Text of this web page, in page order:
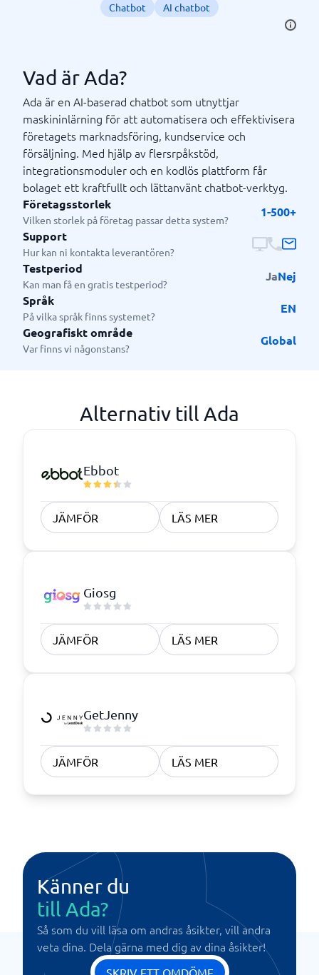
Chatbot AI chatbot
Vad är Ada?
Ada är en AI-baserad chatbot som utnyttjar
maskininlärning för att automatisera och effektivisera
företagets marknadsföring, kundservice och
försäljning. Med hjälp av flersrpåkstöd,
integrationsmoduler och en kodlös plattform får
bolaget ett kraftfullt och lättanvänt chatbot-verktyg.
Företagsstorlek
Vilken storlek på företag passar detta system?
1-500+
Support
Hur kan ni kontakta leverantören?
Testperiod
Kan man få en gratis testperiod?
JaNej
Språk
På vilka språk finns systemet?
EN
Geografiskt område
Var finns vi någonstans?
Global
Alternativ till Ada
Ebbot
JÄMFÖR LÄS MER
Giosg
JÄMFÖR LÄS MER
GetJenny
JÄMFÖR LÄS MER
Känner du
till Ada?
Så som du vill läsa om andras åsikter, vill andra
veta dina. Dela gärna med dig av dina åsikter!
SKRIV ETT OMDÖME